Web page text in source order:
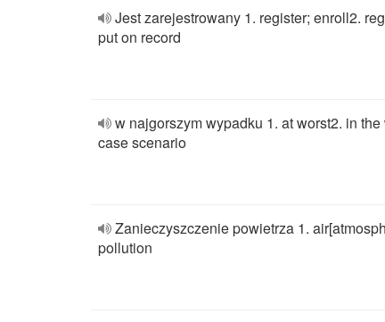
Jest zarejestrowany 1. register; enroll2.
put on record
w najgorszym wypadku 1. at worst2. in the
case scenario
Zanieczyszczenie powietrza 1.
pollution